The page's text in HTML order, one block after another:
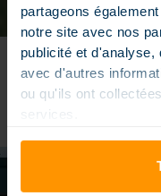
partageons
notre site avec nos
publicité et
avec d'autres
ou qu'ils ont
services.